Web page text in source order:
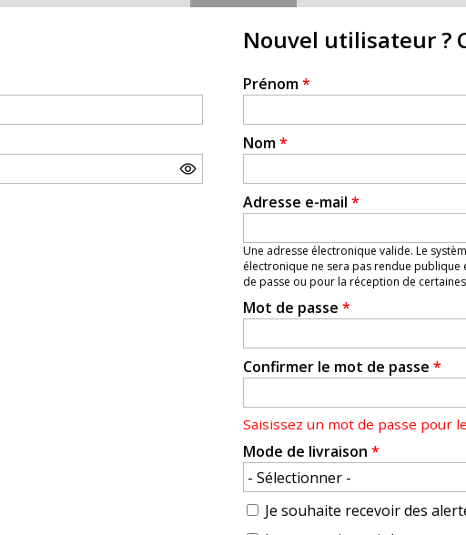
Nouvel utilisateur ?
Prénom*
Nom*
Adresse e-mail *
Une adresse électronique valide. Le
électronique ne sera pas rendue
de passe ou pour la réception de
Mot de passe *
Confirmer le mot de passe *
Saisissez un mot de passe pour
Mode de livraison *
Je souhaite recevoir des